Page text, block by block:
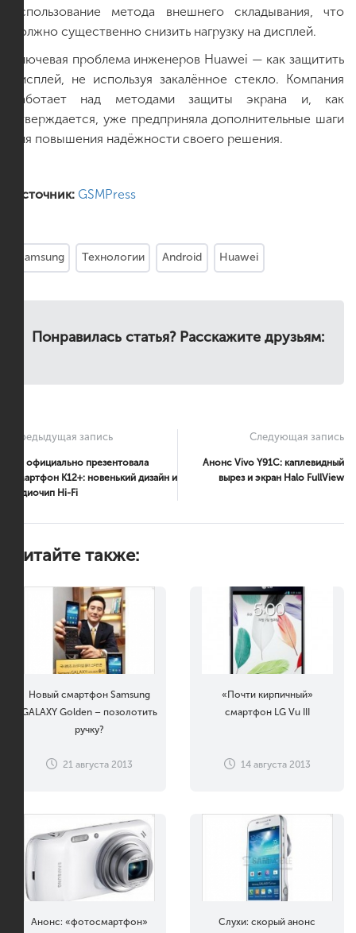
использование метода внешнего складывания, что
должно существенно снизить нагрузку на дисплей.
Ключевая проблема инженеров Huawei — как защитить
дисплей, не используя закалённое стекло. Компания
работает над методами защиты экрана и, как
утверждается, уже предприняла дополнительные шаги
для повышения надёжности своего решения.
Источник: GSMPress
Samsung Технологии Android Huawei
Понравилась статья? Расскажите друзьям:
Предыдущая запись
LG официально презентовала
смартфон K12+: новенький дизайн и
аудиочип Hi-Fi
Следующая запись
Анонс Vivo Y91C: каплевидный
вырез и экран Halo FullView
Читайте также:
Новый смартфон Samsung
GALAXY Golden – позолотить
ручку?
21 августа 2013
«Почти кирпичный»
смартфон LG Vu III
14 августа 2013
Анонс: «фотосмартфон»
Слухи: скорый анонс